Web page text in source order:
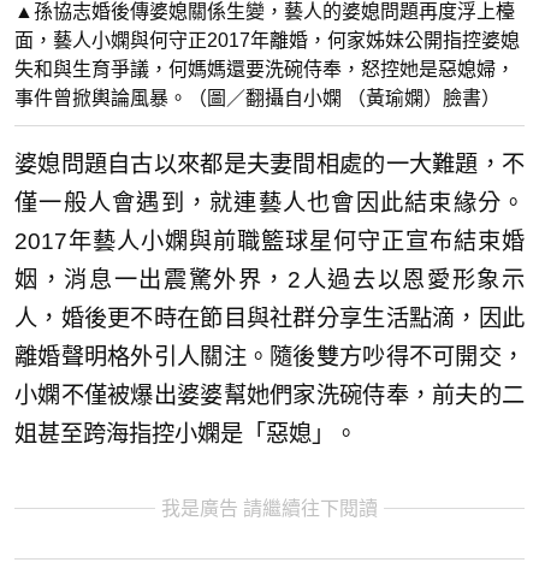
▲孫協志婚後傳婆媳關係生變，藝人的婆媳問題再度浮上檯
面，藝人小嫻與何守正2017年離婚，何家姊妹公開指控婆媳
失和與生育爭議，何媽媽還要洗碗侍奉，怒控她是惡媳婦，
事件曾掀輿論風暴。（圖／翻攝自小嫻 （黃瑜嫻）臉書）
婆媳問題自古以來都是夫妻間相處的一大難題，不
僅一般人會遇到，就連藝人也會因此結束緣分。
2017年藝人小嫻與前職籃球星何守正宣布結束婚
姻，消息一出震驚外界，2人過去以恩愛形象示
人，婚後更不時在節目與社群分享生活點滴，因此
離婚聲明格外引人關注。隨後雙方吵得不可開交，
小嫻不僅被爆出婆婆幫她們家洗碗侍奉，前夫的二
姐甚至跨海指控小嫻是「惡媳」。
我是廣告 請繼續往下閱讀